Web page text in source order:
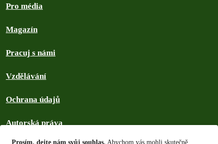
Prosím, dejte nám svůj souhlas. Abychom vás mohli skutečně
Pro média
Magazín
Pracuj s námi
Vzdělávání
Ochrana údajů
Autorská práva